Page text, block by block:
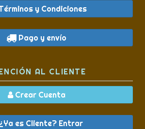
y Condiciones
Pago y envío
AL CLIENTE
Crear Cuenta
es Cliente? Entrar